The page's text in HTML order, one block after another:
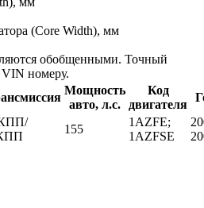
(Core Width), мм
обобщенными. Точный
VIN номеру.
Мощность
авто, л.с.
Код
двигателя
155
1AZFE;
1AZFSE